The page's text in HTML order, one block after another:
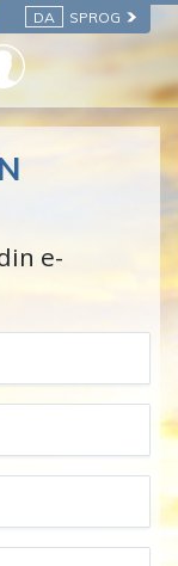
DA SPROG
e-